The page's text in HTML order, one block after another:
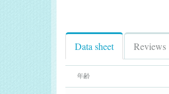
Data sheet Reviews
年齢